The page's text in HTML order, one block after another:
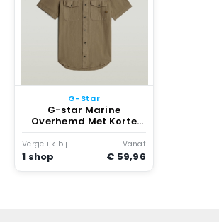
G-Star
G-star Marine
Overhemd Met Korte
Mouwen 2XL Man Turf
Vergelijk bij
1 shop
Vanaf
€ 59,96